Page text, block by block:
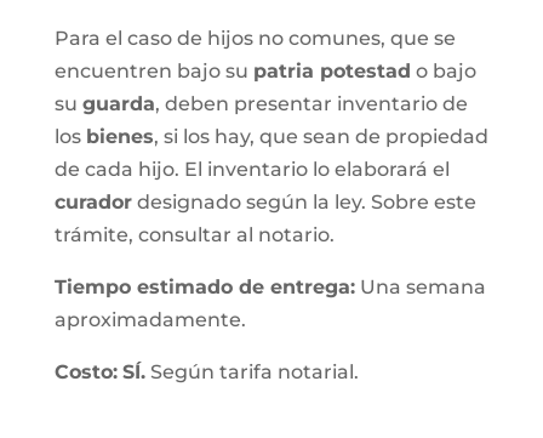
Para el caso de hijos no comunes, que se
encuentren bajo su patria potestad o bajo
su guarda, deben presentar inventario de
los bienes, si los hay, que sean de propiedad
de cada hijo. El inventario lo elaborará el
curadordesignado según la ley. Sobre este
trámite, consultar al notario.
Tiempo estimado de entrega:Una semana
aproximadamente.
Costo: SÍ.Según tarifa notarial.